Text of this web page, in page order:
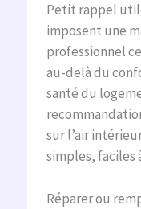
Petit rappel
imposent une
professionnel
au-delà du
santé du
sur l’air
simples, faciles
Réparer ou